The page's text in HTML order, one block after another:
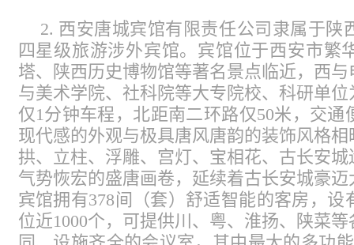
2. 西安唐城宾馆有限责任公司隶属于陕
四星级旅游涉外宾馆。宾馆位于西安市繁
塔、陕西历史博物馆等著名景点临近，西
与美术学院、社科院等大专院校、科研单
仅1分钟车程，北距南二环路仅50米，交
现代感的外观与极具唐风唐韵的装饰风格
拱、立柱、浮雕、宫灯、宝相花、古长安
气势恢宏的盛唐画卷，延续着古长安城豪
宾馆拥有378间（套）舒适智能的客房，
位近1000个，可提供川、粤、淮扬、陕菜